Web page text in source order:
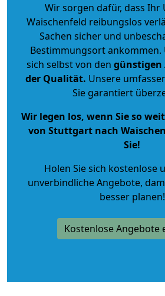
Wir sorgen dafür, dass Ihr
Waischenfeld reibungslos
Sachen sicher und
Bestimmungsort ankommen.
sich selbst von den günstigen
der Qualität. Unsere
Sie garantiert
Wir legen los, wenn Sie so
von Stuttgart nach
Sie!
Holen Sie sich kostenlose
unverbindliche Angebote,
besser planen!
Kostenlose Angebote